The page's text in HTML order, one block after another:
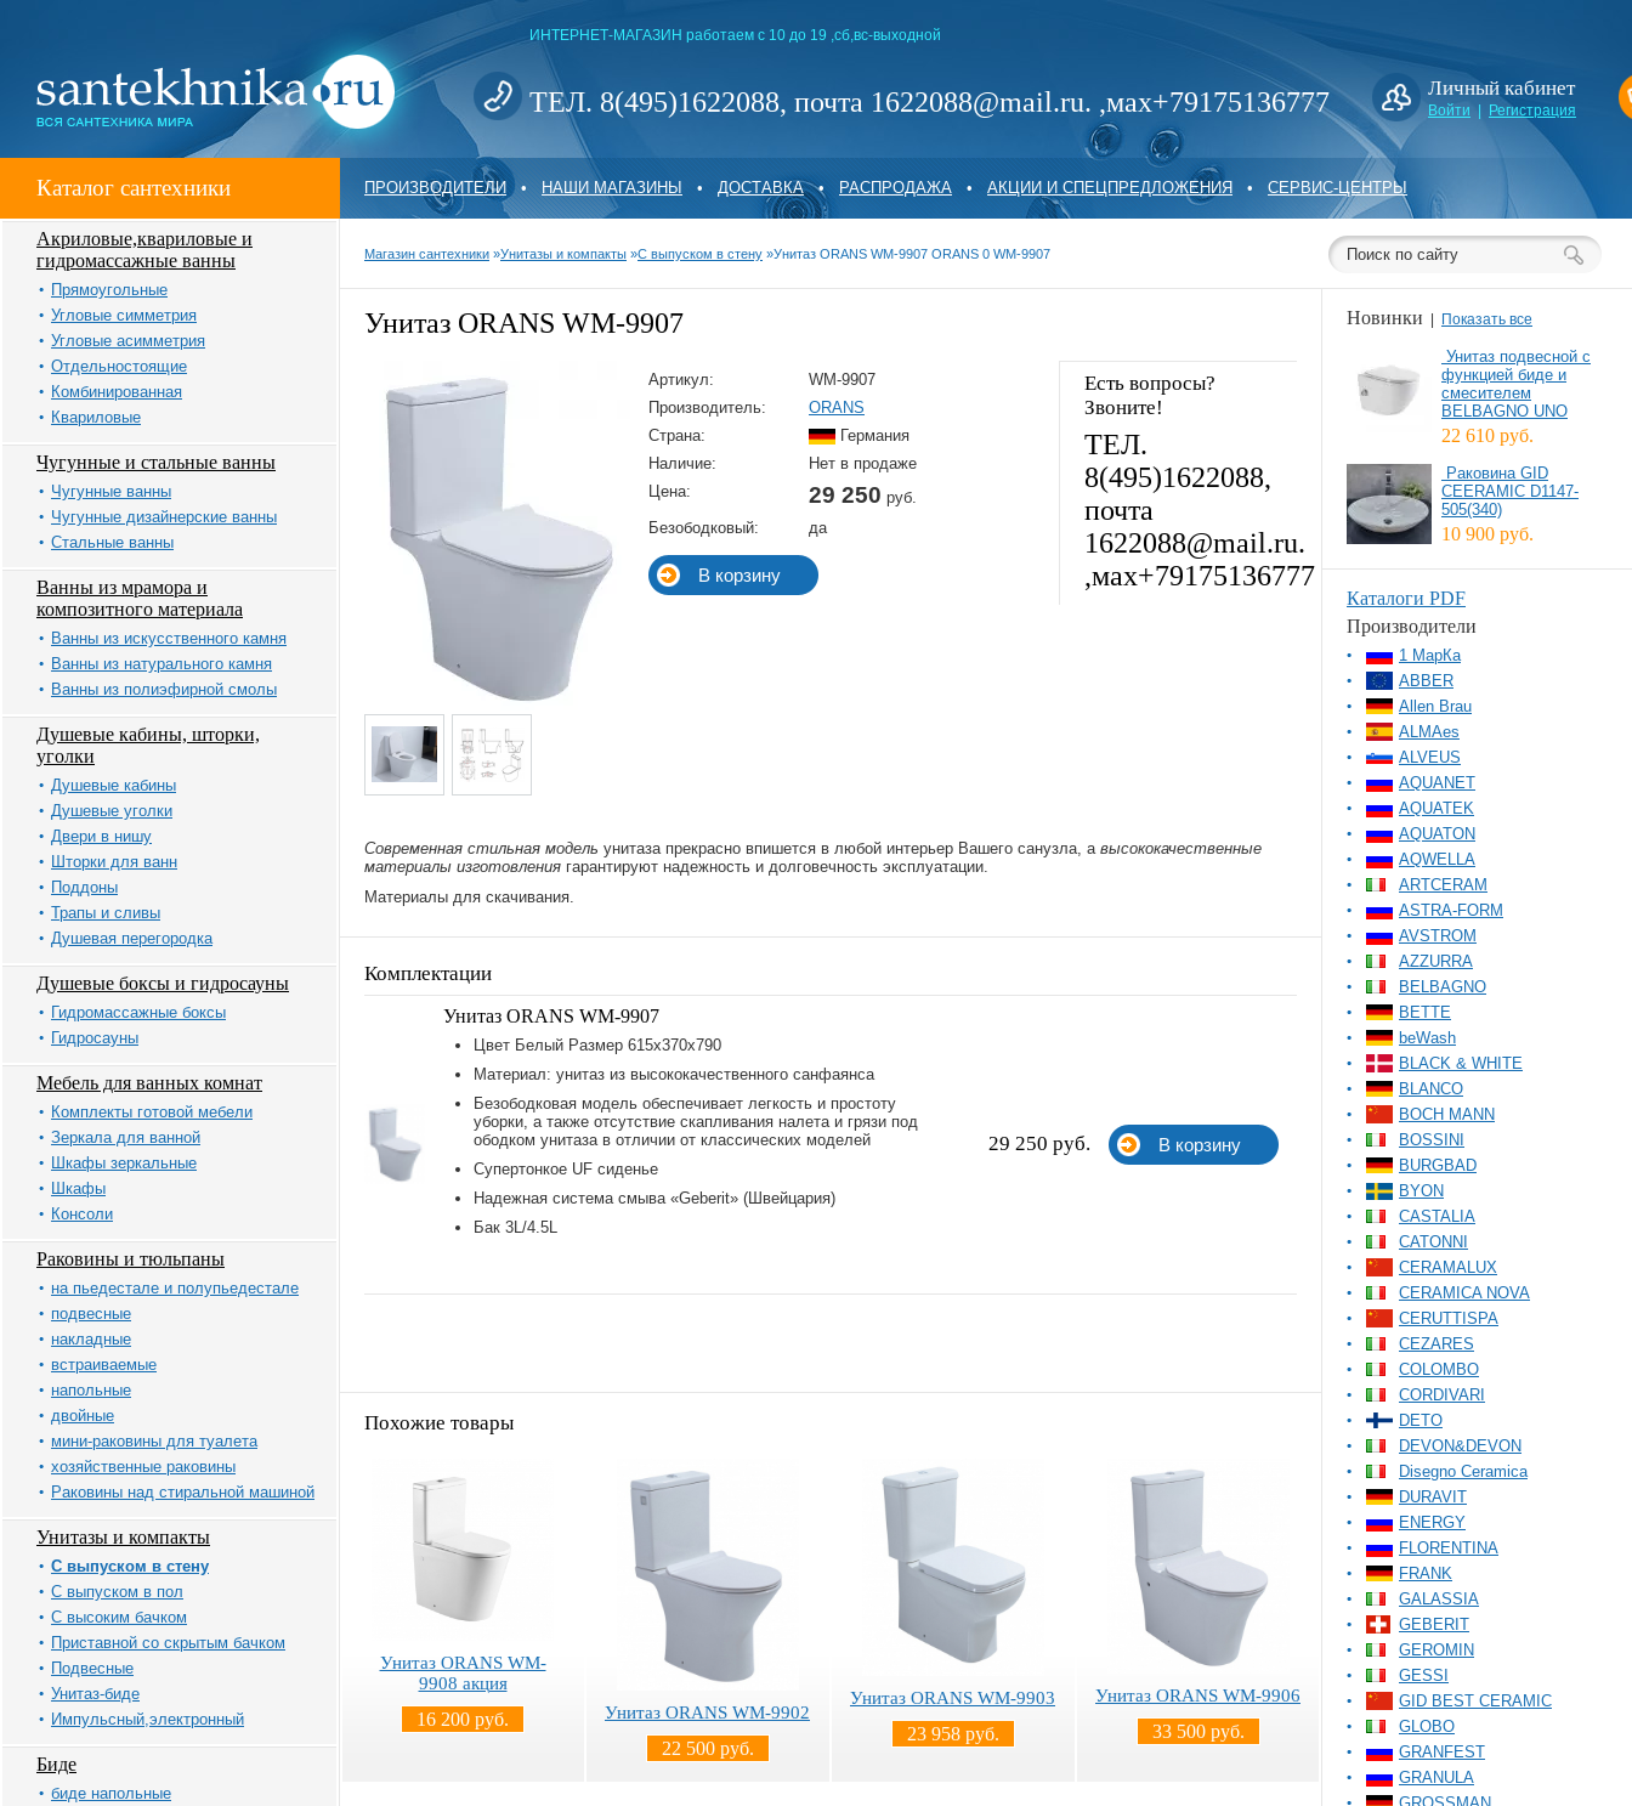
ИНТЕРНЕТ-МАГАЗИН работаем с 10 до 19 ,сб,вс-выходной
ТЕЛ. 8(495)1622088, почта 1622088@mail.ru. ,мах+79175136777 Личный кабинет
Войти Регистрация
Каталог сантехники ПРОИЗВОДИТЕЛИ • НАШИ МАГАЗИНЫ • ДОСТАВКА • РАСПРОДАЖА • АКЦИИ И СПЕЦПРЕДЛОЖЕНИЯ • СЕРВИС-ЦЕНТРЫ
Акриловые,квариловые и
гидромассажные ванны
Прямоугольные
Угловые симметрия
Угловые асимметрия
Отдельностоящие
Комбинированная
Квариловые
Чугунные и стальные ванны
Чугунные ванны
Чугунные дизайнерские ванны
Стальные ванны
Ванны из мрамора и
композитного материала
Ванны из искусственного камня
Ванны из натурального камня
Ванны из полиэфирной смолы
Душевые кабины, шторки,
уголки
Душевые кабины
Душевые уголки
Двери в нишу
Шторки для ванн
Поддоны
Трапы и сливы
Душевая перегородка
Душевые боксы и гидросауны
Гидромассажные боксы
Гидросауны
Мебель для ванных комнат
Комплекты готовой мебели
Зеркала для ванной
Шкафы зеркальные
Шкафы
Консоли
Раковины и тюльпаны
на пьедестале и полупьедестале
подвесные
накладные
встраиваемые
напольные
двойные
мини-раковины для туалета
хозяйственные раковины
Раковины над стиральной машиной
Унитазы и компакты
С выпуском в стену
С выпуском в пол
С высоким бачком
Приставной со скрытым бачком
Подвесные
Унитаз-биде
Импульсный,электронный
Биде
биде напольные
Магазин сантехники »Унитазы и компакты »С выпуском в стену »Унитаз ORANS WM-9907 ORANS 0 WM-9907
Унитаз ORANS WM-9907
Есть вопросы?
Звоните!
ТЕЛ.
8(495)1622088,
почта
1622088@mail.ru.
,мах+79175136777
Артикул:
WM-9907
Производитель:
ORANS
Страна:
Германия
Наличие:
Нет в продаже
Цена:
29 250 руб.
Безободковый:
да
Современная стильная модель унитаза прекрасно впишется в любой интерьер Вашего санузла, а высококачественные
материалы изготовления гарантируют надежность и долговечность эксплуатации.
Материалы для скачивания.
Комплектации
Унитаз ORANS WM-9907
Цвет Белый Размер 615х370х790
Материал: унитаз из высококачественного санфаянса
Безободковая модель обеспечивает легкость и простоту
уборки, а также отсутствие скапливания налета и грязи под
ободком унитаза в отличии от классических моделей
Супертонкое UF cиденье
Надежная система смыва «Geberit» (Швейцария)
Бак 3L/4.5L
29 250 руб.
Похожие товары
Унитаз ORANS WM-
9908 акция
16 200 руб. Унитаз ORANS WM-9902
22 500 руб.
Унитаз ORANS WM-9903
23 958 руб.
Унитаз ORANS WM-9906
33 500 руб.
Новинки Показать все
Унитаз подвесной с
функцией биде и
смесителем
BELBAGNO UNO
22 610 руб.
Раковина GID
CEERAMIC D1147-
505(340)
10 900 руб.
Каталоги PDF
Производители
1 МарКа
ABBER
Allen Brau
ALMAes
ALVEUS
AQUANET
AQUATEK
AQUATON
AQWELLA
ARTCERAM
ASTRA-FORM
AVSTROM
AZZURRA
BELBAGNO
BETTE
beWash
BLACK & WHITE
BLANCO
BOCH MANN
BOSSINI
BURGBAD
BYON
CASTALIA
CATONNI
CERAMALUX
CERAMICA NOVA
CERUTTISPA
CEZARES
COLOMBO
CORDIVARI
DETO
DEVON&DEVON
Disegno Ceramica
DURAVIT
ENERGY
FLORENTINA
FRANK
GALASSIA
GEBERIT
GEROMIN
GESSI
GID BEST CERAMIC
GLOBO
GRANFEST
GRANULA